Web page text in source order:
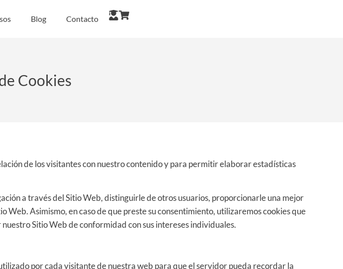
Blog Contacto
Cookies
de los visitantes con nuestro contenido y para permitir elaborar estadísticas
a través del Sitio Web, distinguirle de otros usuarios, proporcionarle una mejor
Asimismo, en caso de que preste su consentimiento, utilizaremos cookies que
Sitio Web de conformidad con sus intereses individuales.
por cada visitante de nuestra web para que el servidor pueda recordar la